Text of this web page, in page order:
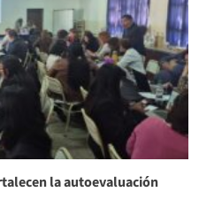
la autoevaluación